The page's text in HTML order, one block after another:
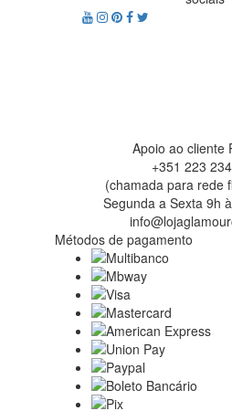
Apoio ao cliente
+351 223
(chamada para rede
Segunda a Sexta 9h
Métodos de pagamento